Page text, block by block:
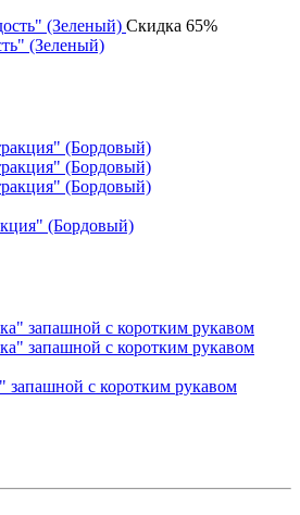
Скидка 65%
(Зеленый)
(Бордовый)
запашной с коротким рукавом